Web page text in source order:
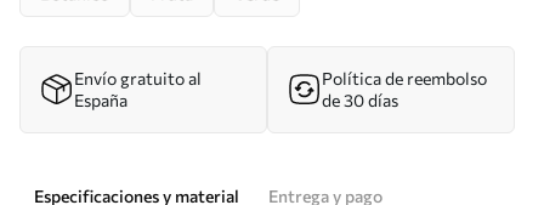
Envío gratuito al
España
Política de reembolso
de 30 días
Especificaciones y material
Entrega y pago